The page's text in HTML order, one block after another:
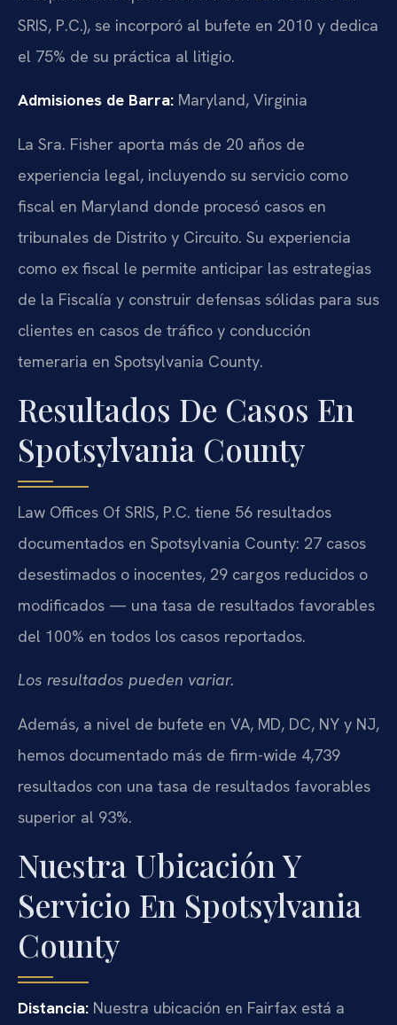
SRIS, P.C.), se incorporó al bufete en 2010 y dedica
el 75% de su práctica al litigio.
Admisiones de Barra: Maryland, Virginia
La Sra. Fisher aporta más de 20 años de
experiencia legal, incluyendo su servicio como
fiscal en Maryland donde procesó casos en
tribunales de Distrito y Circuito. Su experiencia
como ex fiscal le permite anticipar las estrategias
de la Fiscalía y construir defensas sólidas para sus
clientes en casos de tráfico y conducción
temeraria en Spotsylvania County.
Resultados De Casos En
Spotsylvania County
Law Offices Of SRIS, P.C. tiene 56 resultados
documentados en Spotsylvania County: 27 casos
desestimados o inocentes, 29 cargos reducidos o
modificados — una tasa de resultados favorables
del 100% en todos los casos reportados.
Los resultados pueden variar.
Además, a nivel de bufete en VA, MD, DC, NY y NJ,
hemos documentado más de firm-wide 4,739
resultados con una tasa de resultados favorables
superior al 93%.
Nuestra Ubicación Y
Servicio En Spotsylvania
County
Distancia: Nuestra ubicación en Fairfax está a